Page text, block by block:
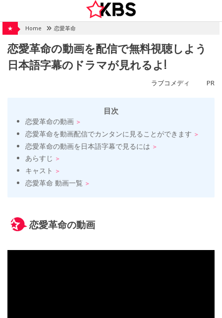
content
★ Home 恋愛革命
恋愛革命の動画を配信で無料視聴しよう
日本語字幕のドラマが見れるよ!
ラブコメディ PR
目次
恋愛革命の動画
恋愛革命を動画配信でカンタンに見ることができます
恋愛革命の動画を日本語字幕で見るには
あらすじ
キャスト
恋愛革命 動画一覧
恋愛革命の動画